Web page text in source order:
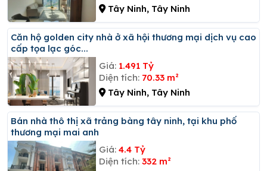
Tây Ninh, Tây Ninh
Căn hộ golden city nhà ở xã hội thương mại dịch vụ cao
cấp tọa lạc góc...
Giá: 1.491 Tỷ
Diện tích: 70.33 m²
Tây Ninh, Tây Ninh
Bán nhà thô thị xã trảng bàng tây ninh, tại khu phố
thương mại mai anh
Giá: 4.4 Tỷ
Diện tích: 332 m²